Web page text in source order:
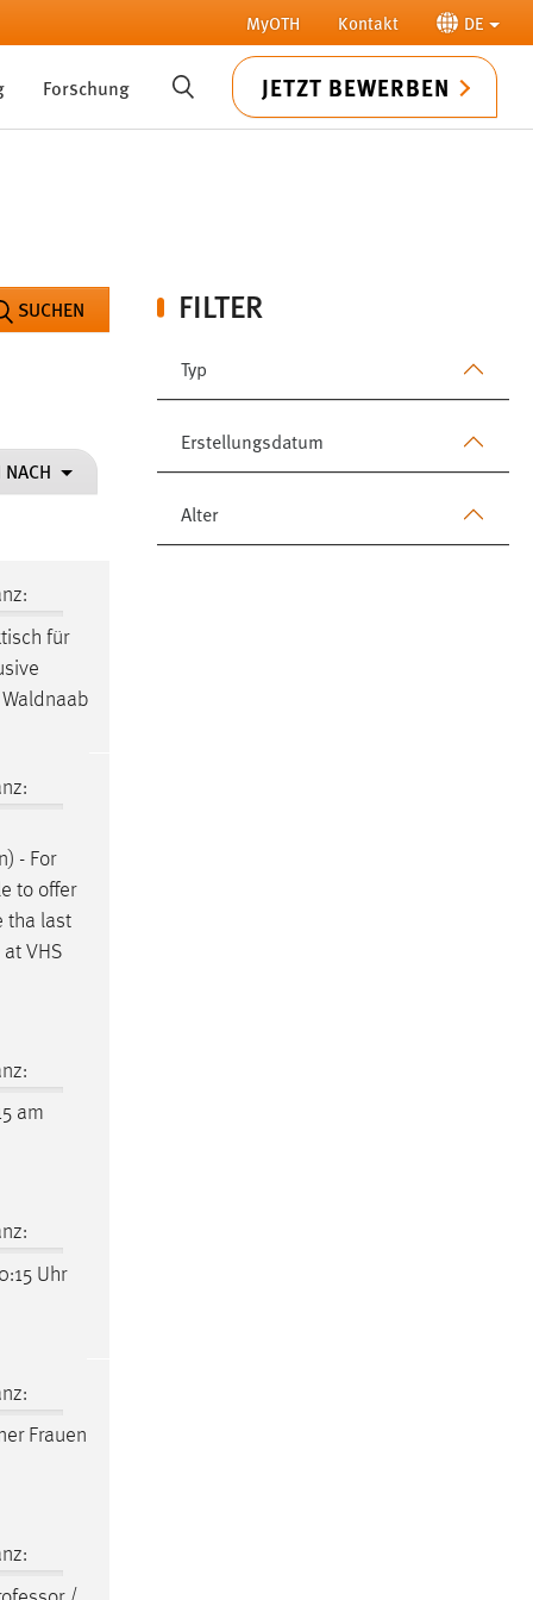
MyOTH Kontakt DE
Forschung SUCHE JETZT BEWERBEN
FILTER
Typ
Erstellungsdatum
Alter
SUCHEN
NACH
für
) - For
to offer
tha last
VHS
am
Uhr
Frauen